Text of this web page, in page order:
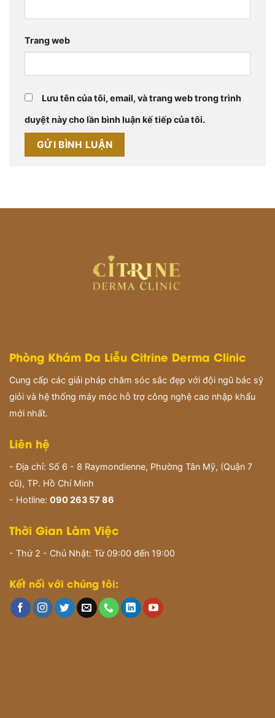
Trang web
Lưu tên của tôi, email, và trang web trong trình
duyệt này cho lần bình luận kế tiếp của tôi.
Phòng Khám Da Liễu Citrine Derma Clinic
Cung cấp các giải pháp chăm sóc sắc đẹp với đội ngũ bác sỹ
giỏi và hệ thống máy móc hỗ trợ công nghệ cao nhập khẩu
mới nhất.
Liên hệ
- Địa chỉ: Số 6 - 8 Raymondienne, Phường Tân Mỹ, (Quận 7
cũ), TP. Hồ Chí Minh
- Hotline: 090 263 57 86
Thời Gian Làm Việc
- Thứ 2 - Chủ Nhật: Từ 09:00 đến 19:00
Kết nối với chúng tôi: